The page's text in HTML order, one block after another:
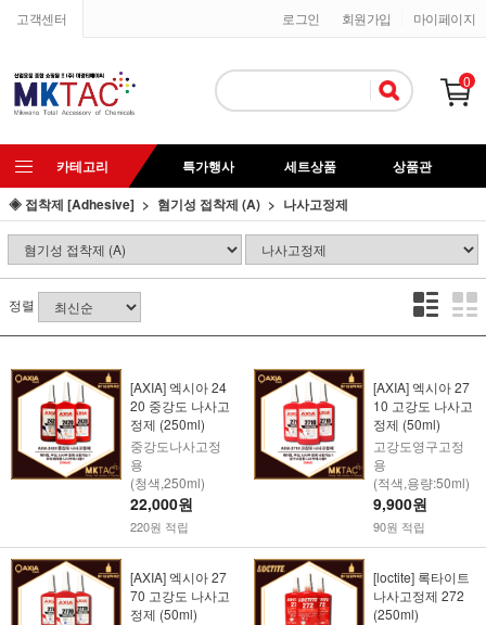
고객센터 마이페이지
회원가입
로그인
0
카테고리 특가행사 세트상품
상품관
◈ 접착제 [Adhesive]
혐기성 접착제 (A) 나사고정제
정렬
[AXIA] 엑시아 24
20 중강도 나사고
정제 (250ml)
중강도나사고정
용
(청색,250ml)
22,000원
220원 적립
[AXIA] 엑시아 27
10 고강도 나사고
정제 (50ml)
고강도영구고정
용
(적색,용량:50ml)
9,900원
90원 적립
[AXIA] 엑시아 27
70 고강도 나사고
정제 (50ml)
[loctite] 록타이트
나사고정제 272
(250ml)